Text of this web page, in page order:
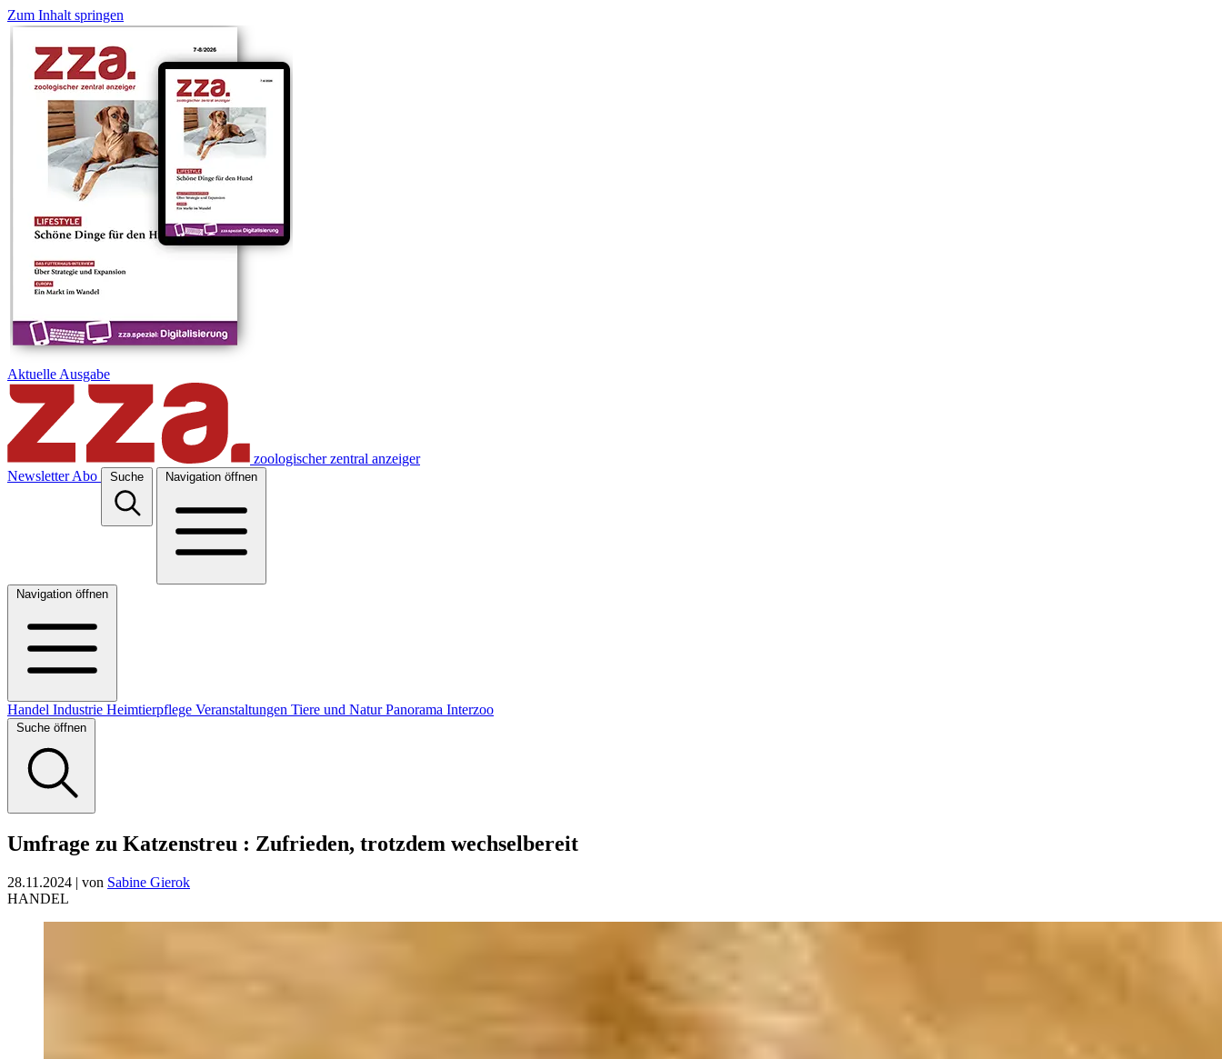
Zum Inhalt springen
Aktuelle Ausgabe
zoologischer zentral anzeiger
Newsletter Abo Suche Navigation öffnen
Navigation öffnen
Handel Industrie Heimtierpflege Veranstaltungen Tiere und NaturPanorama Interzoo
Suche öffnen
Umfrage zu Katzenstreu : Zufrieden, trotzdem wechselbereit
28.11.2024 | von Sabine Gierok
HANDEL